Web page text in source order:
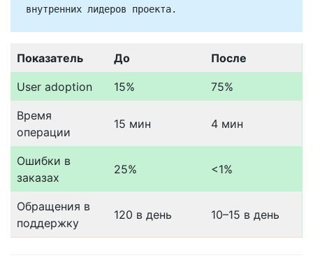
внутренних лидеров проекта.
Показатель До После
User adoption 15% 75%
Время
операции
15 мин 4 мин
Ошибки в
заказах
25% <1%
Обращения в
поддержку
120 в день 10–15 в день